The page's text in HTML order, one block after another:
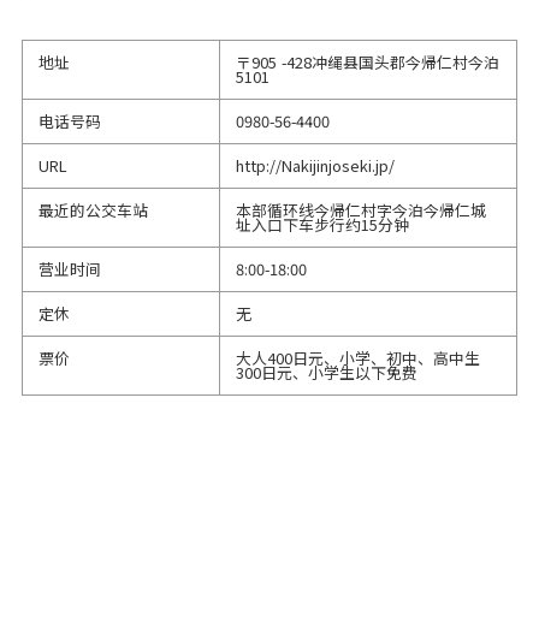
地址 〒905 -428冲绳县国头郡今帰仁村今泊
5101
电话号码
0980-56-4400
URL
http://Nakijinjoseki.jp/
最近的公交车站
本部循环线今帰仁村字今泊今帰仁城
址入口下车步行约15分钟
营业时间
8:00-18:00
定休
无
票价
大人400日元、小学、初中、高中生
300日元、小学生以下免费